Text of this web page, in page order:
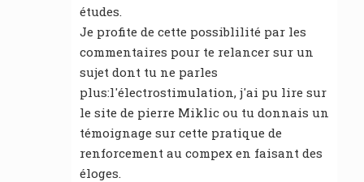
études.
Je profite de cette possiblilité par les
commentaires pour te relancer sur un
sujet dont tu ne parles
plus:l'électrostimulation, j'ai pu lire sur
le site de pierre Miklic ou tu donnais un
témoignage sur cette pratique de
renforcement au compex en faisant des
éloges.